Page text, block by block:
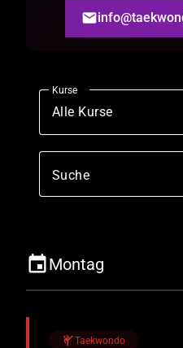
email
Kurse
Alle Kurse
Suche
eventMontag
sports_martial_artsTaekwondo